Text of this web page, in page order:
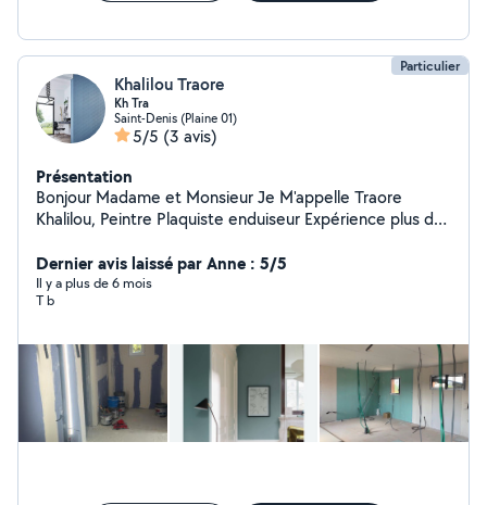
Particulier
Khalilou Traore
Kh Tra
Saint-Denis (Plaine 01)
5/5 (3 avis)
Présentation
Bonjour Madame et Monsieur Je M'appelle Traore
Khalilou, Peintre Plaquiste enduiseur Expérience plus des
autre demande Voire le travaux ou devis merci et à
bientôt,je fais aussi Déménagement et aide la journée
ou ménage merci n'insitez pas à me contacter pour plus
Dernier avis laissé par Anne : 5/5
Il y a plus de 6 mois
T b